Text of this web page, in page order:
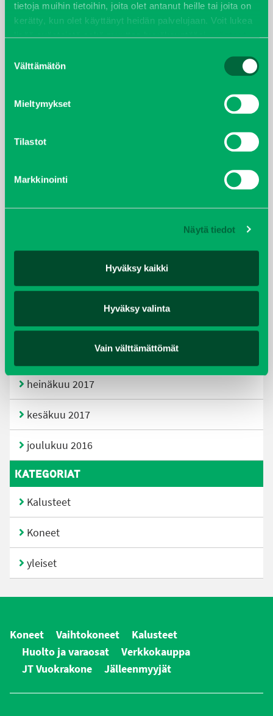
tietoja muihin tietoihin, joita olet antanut heille tai joita on
kerätty, kun olet käyttänyt heidän palvelujaan. Voit lukea
lisää evästeistä sekä muuttaa hyväksyntääsievästeet
valinta
Välttämätön
Mieltymykset
Tilastot
Markkinointi
Näytä tiedot
Hyväksy kaikki
Hyväksy valinta
Vain välttämättömät
helmikuu 2022
kesäkuu 2021
tammikuu 2021
elokuu 2018
tammikuu 2018
heinäkuu 2017
kesäkuu 2017
joulukuu 2016
KATEGORIAT
Kalusteet
Koneet
yleiset
Koneet Vaihtokoneet
Kalusteet
Huolto ja varaosat
Verkkokauppa
JT Vuokrakone
Jälleenmyyjät